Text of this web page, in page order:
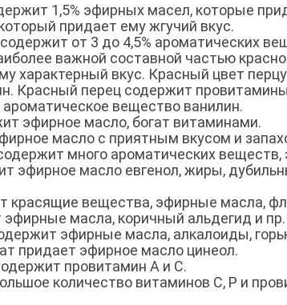
1,5% эфирных масел, которые
придает ему жгучий вкус.
от 3 до 4,5% ароматических
важной составной частью
характерный вкус. Красный цвет
Красный перец содержит
вещество ванилин.
эфирное масло, богат витаминами.
масло с приятным вкусом и
много ароматических
эфирное масло евгенол, жиры,
красящие вещества, эфирные масла,
масла, коричный альдегид и пр.
эфирные масла, алкалоиды,
придает эфирное масло цинеол.
провитамин А и С.
количество витаминов С, Р и